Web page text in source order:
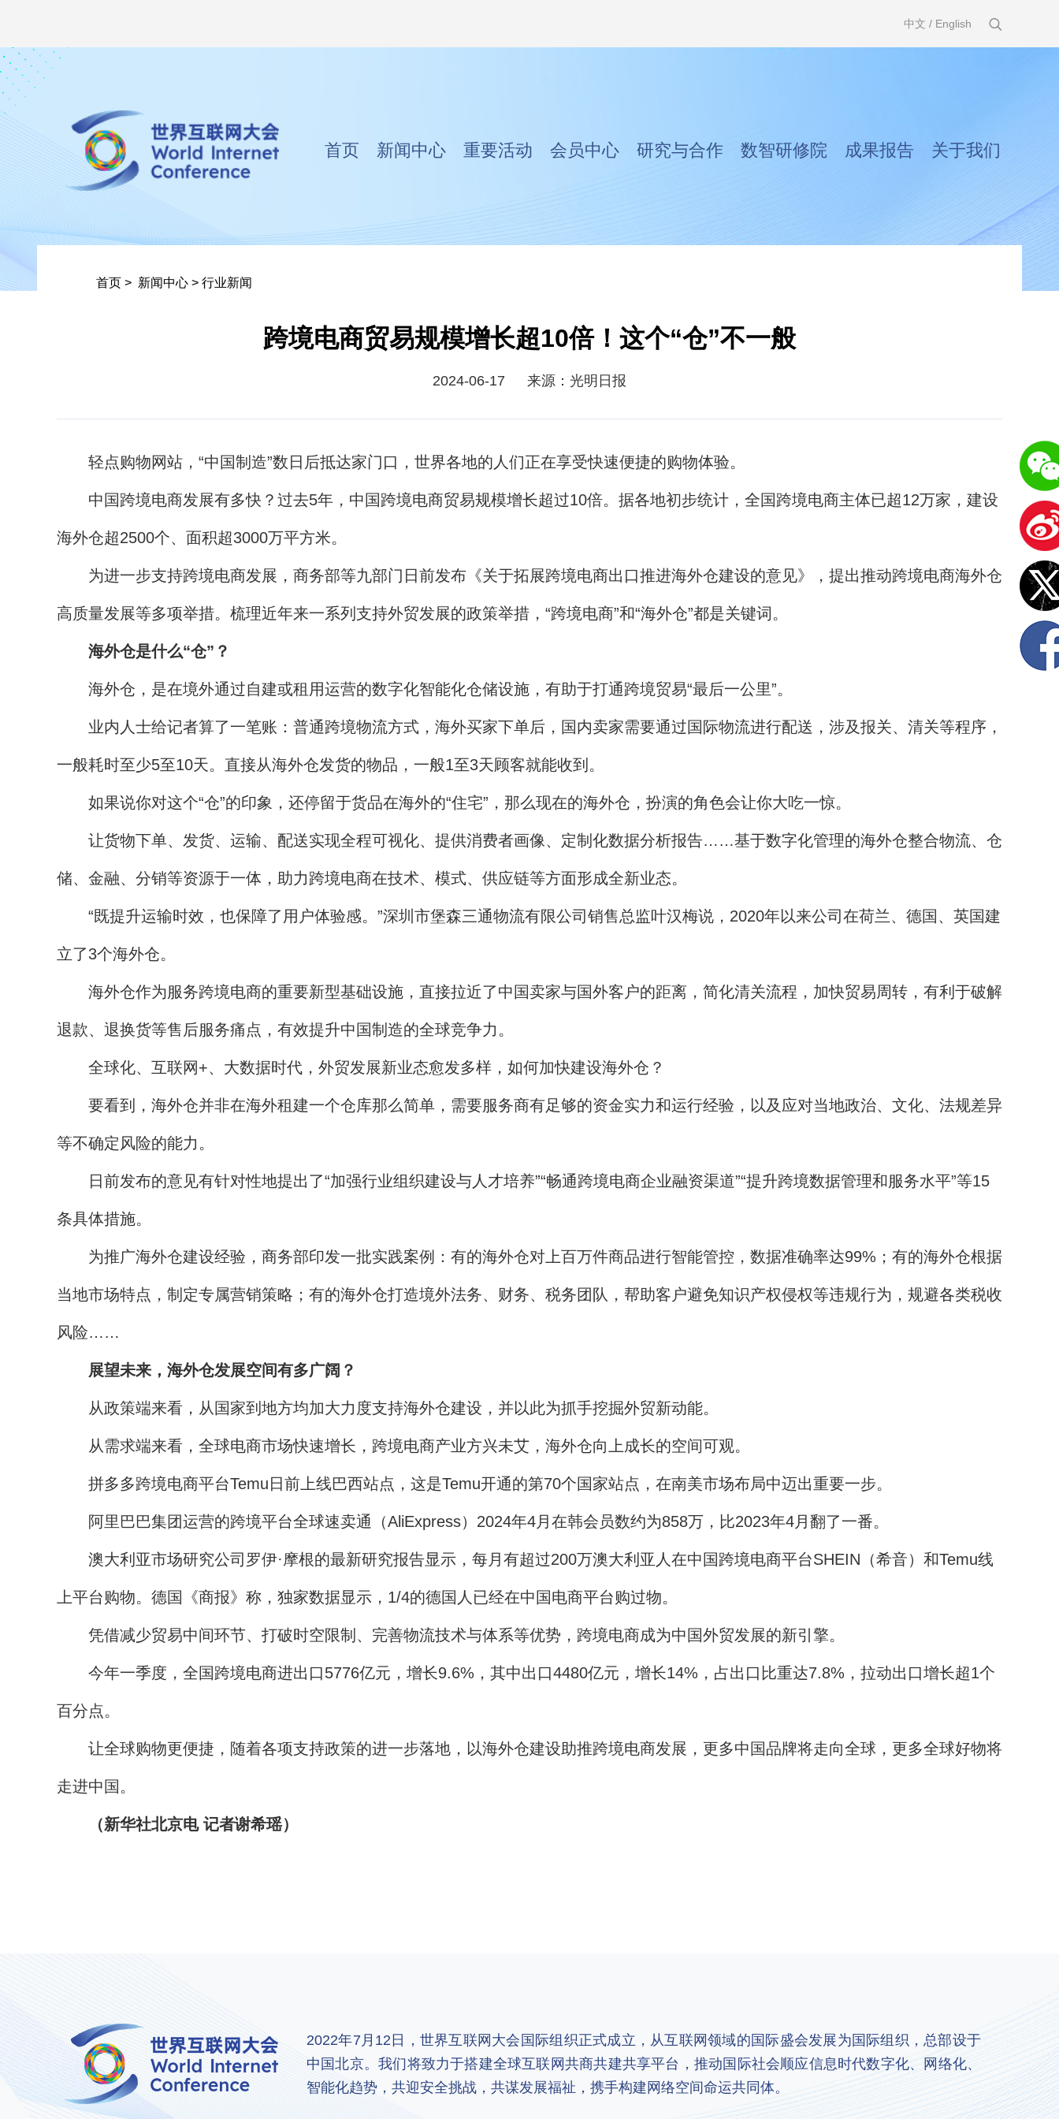
中文 / English
首页 新闻中心 重要活动 会员中心 研究与合作 数智研修院 成果报告 关于我们
首页 > 新闻中心 > 行业新闻
跨境电商贸易规模增长超10倍！这个“仓”不一般
2024-06-17 来源：光明日报
轻点购物网站，“中国制造”数日后抵达家门口，世界各地的人们正在享受快速便捷的购物体验。
中国跨境电商发展有多快？过去5年，中国跨境电商贸易规模增长超过10倍。据各地初步统计，全国跨境电商主体已超12万家，建设
海外仓超2500个、面积超3000万平方米。
为进一步支持跨境电商发展，商务部等九部门日前发布《关于拓展跨境电商出口推进海外仓建设的意见》，提出推动跨境电商海外仓
高质量发展等多项举措。梳理近年来一系列支持外贸发展的政策举措，“跨境电商”和“海外仓”都是关键词。
海外仓是什么“仓”？
海外仓，是在境外通过自建或租用运营的数字化智能化仓储设施，有助于打通跨境贸易“最后一公里”。
业内人士给记者算了一笔账：普通跨境物流方式，海外买家下单后，国内卖家需要通过国际物流进行配送，涉及报关、清关等程序，
一般耗时至少5至10天。直接从海外仓发货的物品，一般1至3天顾客就能收到。
如果说你对这个“仓”的印象，还停留于货品在海外的“住宅”，那么现在的海外仓，扮演的角色会让你大吃一惊。
让货物下单、发货、运输、配送实现全程可视化、提供消费者画像、定制化数据分析报告……基于数字化管理的海外仓整合物流、仓
储、金融、分销等资源于一体，助力跨境电商在技术、模式、供应链等方面形成全新业态。
“既提升运输时效，也保障了用户体验感。”深圳市堡森三通物流有限公司销售总监叶汉梅说，2020年以来公司在荷兰、德国、英国建
立了3个海外仓。
海外仓作为服务跨境电商的重要新型基础设施，直接拉近了中国卖家与国外客户的距离，简化清关流程，加快贸易周转，有利于破解
退款、退换货等售后服务痛点，有效提升中国制造的全球竞争力。
全球化、互联网+、大数据时代，外贸发展新业态愈发多样，如何加快建设海外仓？
要看到，海外仓并非在海外租建一个仓库那么简单，需要服务商有足够的资金实力和运行经验，以及应对当地政治、文化、法规差异
等不确定风险的能力。
日前发布的意见有针对性地提出了“加强行业组织建设与人才培养”“畅通跨境电商企业融资渠道”“提升跨境数据管理和服务水平”等15
条具体措施。
为推广海外仓建设经验，商务部印发一批实践案例：有的海外仓对上百万件商品进行智能管控，数据准确率达99%；有的海外仓根据
当地市场特点，制定专属营销策略；有的海外仓打造境外法务、财务、税务团队，帮助客户避免知识产权侵权等违规行为，规避各类税收
风险……
展望未来，海外仓发展空间有多广阔？
从政策端来看，从国家到地方均加大力度支持海外仓建设，并以此为抓手挖掘外贸新动能。
从需求端来看，全球电商市场快速增长，跨境电商产业方兴未艾，海外仓向上成长的空间可观。
拼多多跨境电商平台Temu日前上线巴西站点，这是Temu开通的第70个国家站点，在南美市场布局中迈出重要一步。
阿里巴巴集团运营的跨境平台全球速卖通（AliExpress）2024年4月在韩会员数约为858万，比2023年4月翻了一番。
澳大利亚市场研究公司罗伊·摩根的最新研究报告显示，每月有超过200万澳大利亚人在中国跨境电商平台SHEIN（希音）和Temu线
上平台购物。德国《商报》称，独家数据显示，1/4的德国人已经在中国电商平台购过物。
凭借减少贸易中间环节、打破时空限制、完善物流技术与体系等优势，跨境电商成为中国外贸发展的新引擎。
今年一季度，全国跨境电商进出口5776亿元，增长9.6%，其中出口4480亿元，增长14%，占出口比重达7.8%，拉动出口增长超1个
百分点。
让全球购物更便捷，随着各项支持政策的进一步落地，以海外仓建设助推跨境电商发展，更多中国品牌将走向全球，更多全球好物将
走进中国。
（新华社北京电 记者谢希瑶）
2022年7月12日，世界互联网大会国际组织正式成立，从互联网领域的国际盛会发展为国际组织，总部设于
中国北京。我们将致力于搭建全球互联网共商共建共享平台，推动国际社会顺应信息时代数字化、网络化、
智能化趋势，共迎安全挑战，共谋发展福祉，携手构建网络空间命运共同体。